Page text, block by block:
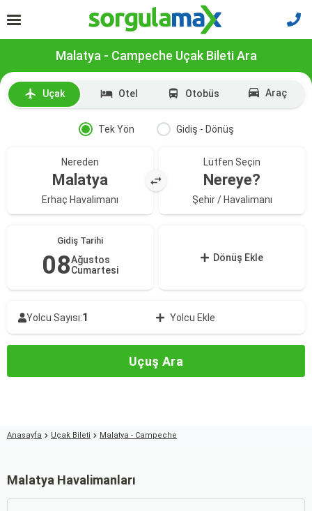
Malatya - Campeche Uçak Bileti Ara
Uçak Otel Otobüs Araç
Tek Yön Gidiş - Dönüş
Nereden
Malatya
Erhaç Havalimanı
Lütfen Seçin
Nereye?
Şehir / Havalimanı
Gidiş Tarihi
08Ağustos
Cumartesi
Dönüş Ekle
Yolcu Sayısı:1 Yolcu Ekle
Uçuş Ara
Anasayfa Uçak Bileti Malatya - Campeche
Malatya Havalimanları